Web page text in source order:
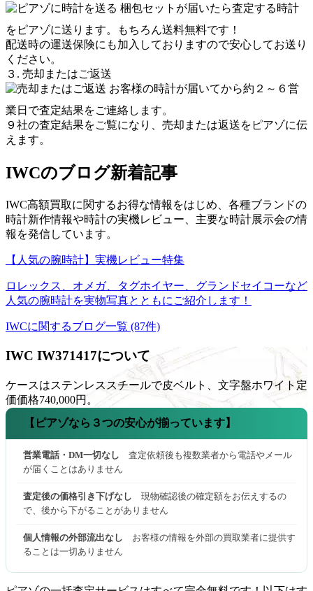
梱包セットが届いたら査定する時計
をピアゾに送ります。もちろん送料無料です！
配送時の運送保険にも加入しておりますので安心してお送り
ください。
３. 売却またはご返送
お客様の時計が届いてから約２～６営
業日で査定結果をご連絡します。
９社の査定結果をご覧になり、売却または返送をピアゾに伝
えます。
IWCのブログ新着記事
IWC高額買取に関するお得な情報をはじめ、各種ブランドの
時計新作情報や時計の実機レビュー、主要な時計展示会の情
報を発信しています。
【人気の腕時計】実機レビュー特集
ロレックス、オメガ、タグホイヤー、グランドセイコーなど
人気の腕時計を実物写真とともにご紹介します！
IWCに関するブログ一覧 (87件)
IWC IW371417について
ケースはステンレススチールで皮ベルト、文字盤ホワイト定
価価格740,000円。
【ピアゾなら３つの安心が揃っています】
営業電話・DM一切なし 査定依頼後も複数業者から電話やメール
が届くことはありません
査定後の価格引き下げなし 現物確認後の確定額をお伝えするの
で、後から下がることがありません
個人情報の外部流出なし お客様の情報を外部の買取業者に提供す
ることは一切ありません